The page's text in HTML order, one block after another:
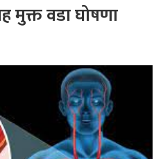
मुक्त वडा घोषणा